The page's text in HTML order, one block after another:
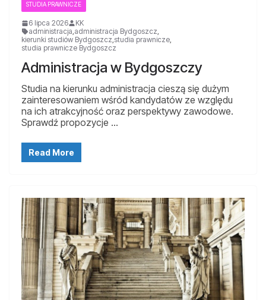
STUDIA PRAWNICZE
6 lipca 2026
KK
administracja,administracja Bydgoszcz,
kierunki studiów Bydgoszcz,studia prawnicze,
studia prawnicze Bydgoszcz
Administracja w Bydgoszczy
Studia na kierunku administracja cieszą się dużym
zainteresowaniem wśród kandydatów ze względu
na ich atrakcyjność oraz perspektywy zawodowe.
Sprawdź propozycje …
Read More